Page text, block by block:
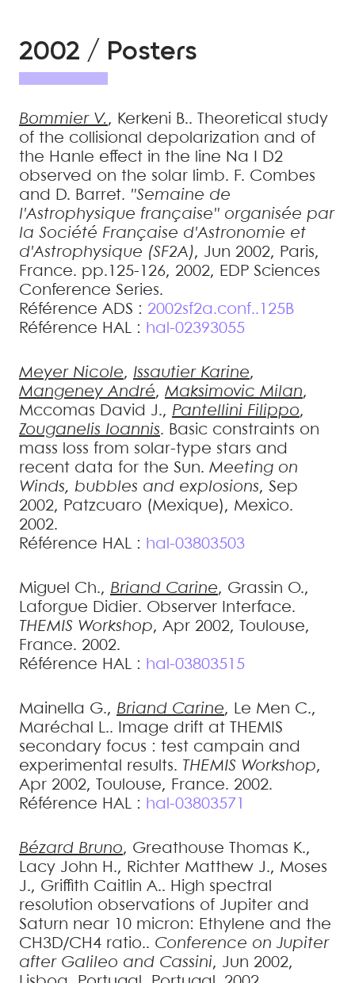
2002 / Posters
Bommier V., Kerkeni B..
Theoretical study
of the collisional depolarization and of
the Hanle effect in the line Na I D2
observed on the solar limb. F. Combes
and D. Barret. "Semaine de
l'Astrophysique française" organisée par
la Société Française d'Astronomie et
d'Astrophysique (SF2A), Jun 2002, Paris,
France. pp.125-126, 2002, EDP Sciences
Conference Series.
Référence ADS : 2002sf2a.conf..125B
Référence HAL : hal-02393055
Meyer Nicole, Issautier Karine,
Mangeney André, Maksimovic Milan,
Mccomas David J., Pantellini Filippo,
Zouganelis Ioannis. Basic constraints on
mass loss from solar-type stars and
recent data for the Sun. Meeting on
Winds, bubbles and explosions, Sep
2002, Patzcuaro (Mexique), Mexico.
2002.
Référence HAL : hal-03803503
Miguel Ch., Briand Carine, Grassin O.,
Laforgue Didier. Observer Interface.
THEMIS Workshop, Apr 2002, Toulouse,
France. 2002.
Référence HAL : hal-03803515
Mainella G., Briand Carine, Le Men C.,
Maréchal
L..
Image drift at THEMIS
secondary focus : test campain and
experimental results. THEMIS Workshop,
Apr 2002, Toulouse, France. 2002.
Référence HAL : hal-03803571
Bézard Bruno, Greathouse Thomas K.,
Lacy John H., Richter Matthew J., Moses
J., Griffith Caitlin A.. High spectral
resolution observations of Jupiter and
Saturn near 10 micron: Ethylene and the
CH3D/CH4 ratio.. Conference on Jupiter
after Galileo and Cassini, Jun 2002,